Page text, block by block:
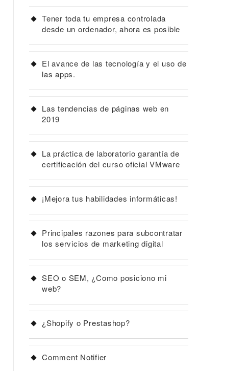
Tener toda tu empresa controlada
desde un ordenador, ahora es posible
El avance de las tecnología y el uso de
las apps.
Las tendencias de páginas web en
2019
La práctica de laboratorio garantía de
certificación del curso oficial VMware
¡Mejora tus habilidades informáticas!
Principales razones para subcontratar
los servicios de marketing digital
SEO o SEM, ¿Como posiciono mi
web?
¿Shopify o Prestashop?
Comment Notifier